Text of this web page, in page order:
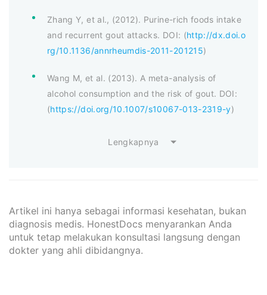
Zhang Y, et al., (2012). Purine-rich foods intake
and recurrent gout attacks. DOI: (http://dx.doi.o
rg/10.1136/annrheumdis-2011-201215)
Wang M, et al. (2013). A meta-analysis of
alcohol consumption and the risk of gout. DOI:
(https://doi.org/10.1007/s10067-013-2319-y)
Lengkapnya
Artikel ini hanya sebagai informasi kesehatan, bukan
diagnosis medis. HonestDocs menyarankan Anda
untuk tetap melakukan konsultasi langsung dengan
dokter yang ahli dibidangnya.